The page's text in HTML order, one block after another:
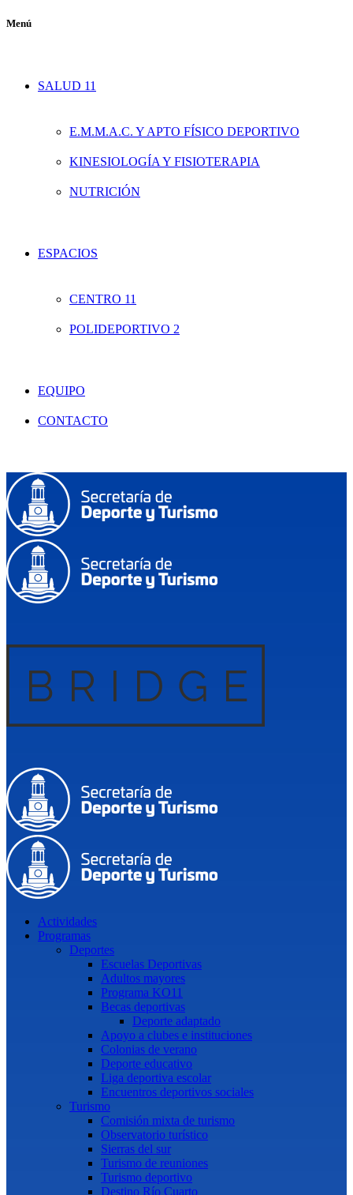
Menú
SALUD 11
E.M.M.A.C. Y APTO FÍSICO DEPORTIVO
KINESIOLOGÍA Y FISIOTERAPIA
NUTRICIÓN
ESPACIOS
CENTRO 11
POLIDEPORTIVO 2
EQUIPO
CONTACTO
Actividades
Programas
Deportes
Escuelas Deportivas
Adultos mayores
Programa KO11
Becas deportivas
Deporte adaptado
Apoyo a clubes e instituciones
Colonias de verano
Deporte educativo
Liga deportiva escolar
Encuentros deportivos sociales
Turismo
Comisión mixta de turismo
Observatorio turístico
Sierras del sur
Turismo de reuniones
Turismo deportivo
Destino Río Cuarto